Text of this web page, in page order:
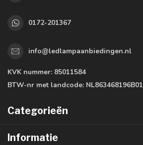
0172-201367
info@ledlampaanbiedingen.nl
KVK nummer: 85011584
BTW-nr met landcode: NL863468196B01
Categorieën
Informatie